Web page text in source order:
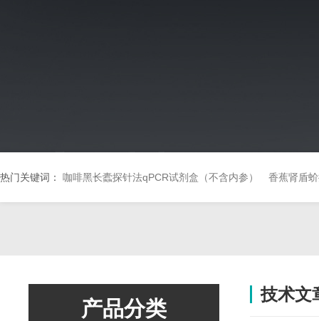
热门关键词： 咖啡黑长蠹探针法qPCR试剂盒（不含内参） 香蕉肾盾
产品分类
技术文